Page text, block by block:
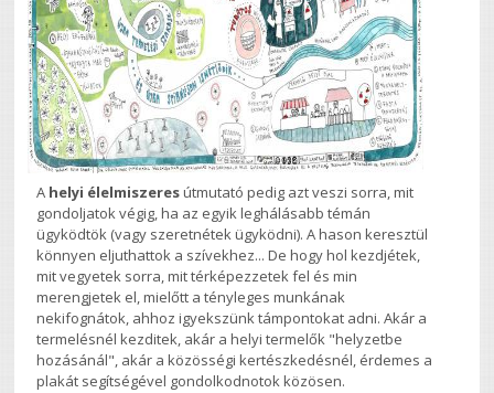
A helyi élelmiszeresútmutató pedig azt veszi sorra, mit
gondoljatok végig, ha az egyik leghálásabb témán
ügyködtök (vagy szeretnétek ügyködni). A hason keresztül
könnyen eljuthattok a szívekhez... De hogy hol kezdjétek,
mit vegyetek sorra, mit térképezzetek fel és min
merengjetek el, mielőtt a tényleges munkának
nekifognátok, ahhoz igyekszünk támpontokat adni. Akár a
termelésnél kezditek, akár a helyi termelők "helyzetbe
hozásánál", akár a közösségi kertészkedésnél, érdemes a
plakát segítségével gondolkodnotok közösen.